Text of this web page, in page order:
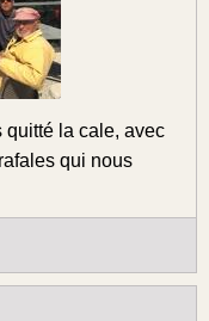
quitté la cale, avec
qui nous